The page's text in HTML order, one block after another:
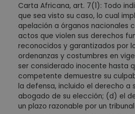
Carta Africana, art. 7(1): Todo
que sea visto su caso, lo cual
apelación a órganos nacionales
actos que violen sus derechos
reconocidos y garantizados por
ordenanzas y costumbres en
ser considerado inocente hasta
competente demuestre su
la defensa, incluido el derecho a
abogado de su elección; (d) el
un plazo razonable por un